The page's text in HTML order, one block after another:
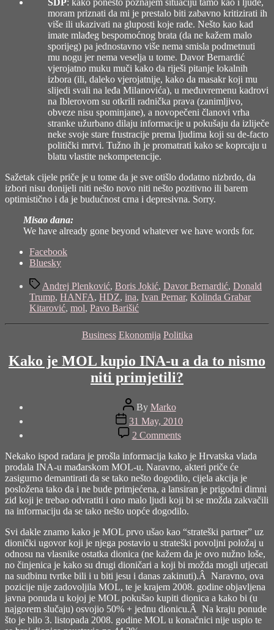
moram priznati da mi je prestalo biti zabavno kritizirati ih
više ili ukazivati na gluposti koje rade. Nešto kao kad
imate mlađeg bespomoćnog brata (da ne kažem malo
sporijeg) pa jednostavno više nema smisla podmetnuti
mu nogu jer nema veselja u tome. Davor Bernardić
vjerojatno muku muči kako da riješi pitanje lokalnih
izbora (ili, daleko vjerojatnije, kako da masakr koji mu
slijedi svali na leđa Milanovića), u međuvremenu kadrovi
na Iblerovom su otkrili radnička prava (zanimljivo,
obveze nisu spominjane), a novopečeni članovi vrha
stranke užurbano dilaju informacije u pokušaju da izliječe
neke svoje stare frustracije prema ljudima koji su de-facto
politički mrtvi. Tužno ih je promatrati kako se koprcaju u
blatu vlastite nekompetencije.
Sažetak cijele priče je u tome da je sve otišlo dodatno nizbrdo, da
izbori nisu donijeli niti nešto novo niti nešto pozitivno ili barem
optimistično i da je budućnost crna i depresivna. Sorry.
Misao dana:
We have already gone beyond whatever we have words for.
Share
"Stanje
veljača
Facebook
Bluesky
TagsAndrej Plenković, Boris Jokić, Davor Bernardić, Donald
Trump, HANFA, HDZ, ina, Ivan Pernar, Kolinda Grabar
Kitarović, mol, Pavo Barišić
Categories
Business Ekonomija Politika
Kako je MOL kupio INA-u a da to nismo
niti primjetili?
Post
author
By Marko
Post
date
31 May, 2010
2 Commentson
Kako
je
MOL
kupio
INA-
u
a
to
nismo
niti
primjetili?
Nekako ispod radara je prošla informacija kako je Hrvatska vlada
prodala INA-u mađarskom MOL-u. Naravno, akteri priče će
zasigurno demantirati da se tako nešto dogodilo, cijela akcija je
posložena tako da i ne bude primjećena, a lansiran je prigodni dimni
zid koji je trebao odvratiti i ono malo ljudi koji bi se možda zakvačili
na informaciju da se tako nešto uopće dogodilo.
Svi dakle znamo kako je MOL prvo ušao kao “strateški partner” uz
dionički ugovor koji je njega postavio u strateški povoljni položaj u
odnosu na vlasnike ostatka dionica (ne kažem da je ovo nužno loše,
no činjenica je kako su drugi dioničari a koji bi možda mogli utjecati
na sudbinu tvrtke bili i u biti jesu i danas zakinuti).Â Naravno, ova
pozicije nije zadovoljila MOL, te je krajem 2008. godine objavljena
javna ponuda u kojoj je MOL pokušao kupiti dionica a kako bi (u
najgorem slučaju) osvojio 50% + jednu dionicu.Â Na kraju ponude
što je bilo 3. listopada 2008. godine MOL u konačnici nije uspio te